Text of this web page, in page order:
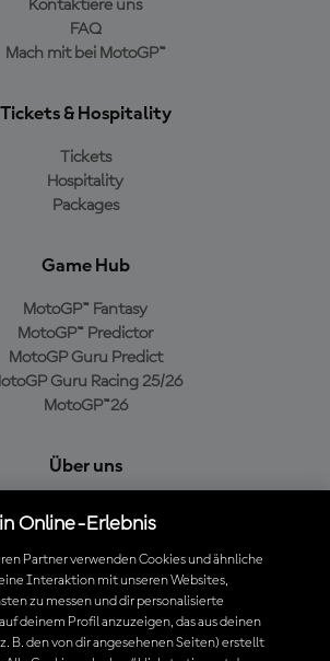
Kontaktiere uns
FAQ
Mach mit bei MotoGP™
Tickets & Hospitality
Tickets
Hospitality
Packages
Game Hub
MotoGP™ Fantasy
MotoGP™ Predictor
MotoGP Guru Predict
Guru Racing 25/26
MotoGP™26
Über uns
Cookie-Richtlinien
Geschäftsbedingungen
Datenschutzrichtlinien
Kaufrichtlinie
Online-Erlebnis
Partner verwenden Cookies und ähnliche
Interaktion mit unseren Websites,
zu messen und dir personalisierte
deinem Profil anzuzeigen, das aus deinen
B. den von dir angesehenen Seiten) erstellt